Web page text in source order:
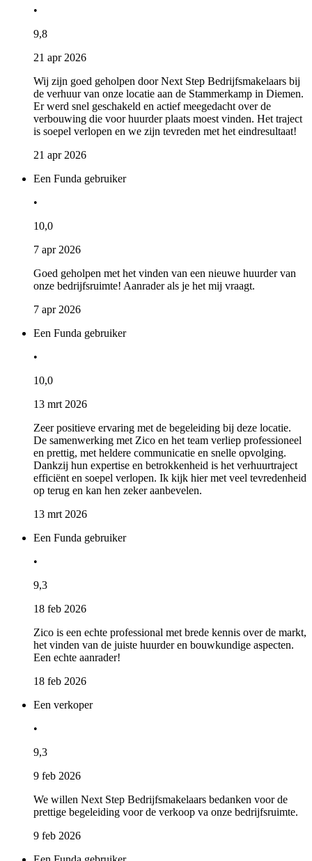
•
9,8
21 apr 2026
Wij zijn goed geholpen door Next Step Bedrijfsmakelaars bij
de verhuur van onze locatie aan de Stammerkamp in Diemen.
Er werd snel geschakeld en actief meegedacht over de
verbouwing die voor huurder plaats moest vinden. Het traject
is soepel verlopen en we zijn tevreden met het eindresultaat!
21 apr 2026
Een Funda gebruiker
•
10,0
7 apr 2026
Goed geholpen met het vinden van een nieuwe huurder van
onze bedrijfsruimte! Aanrader als je het mij vraagt.
7 apr 2026
Een Funda gebruiker
•
10,0
13 mrt 2026
Zeer positieve ervaring met de begeleiding bij deze locatie.
De samenwerking met Zico en het team verliep professioneel
en prettig, met heldere communicatie en snelle opvolging.
Dankzij hun expertise en betrokkenheid is het verhuurtraject
efficiënt en soepel verlopen. Ik kijk hier met veel tevredenheid
op terug en kan hen zeker aanbevelen.
13 mrt 2026
Een Funda gebruiker
•
9,3
18 feb 2026
Zico is een echte professional met brede kennis over de markt,
het vinden van de juiste huurder en bouwkundige aspecten.
Een echte aanrader!
18 feb 2026
Een verkoper
•
9,3
9 feb 2026
We willen Next Step Bedrijfsmakelaars bedanken voor de
prettige begeleiding voor de verkoop va onze bedrijfsruimte.
9 feb 2026